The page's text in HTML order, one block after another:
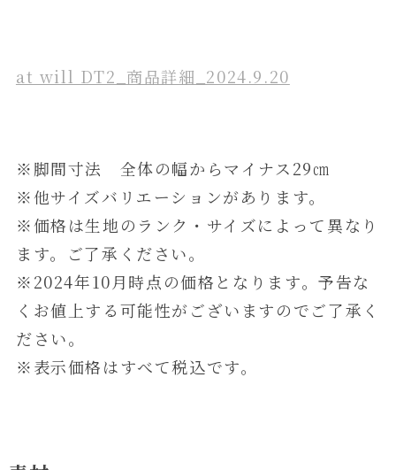
at will DT2_商品詳細_2024.9.20
※脚間寸法 全体の幅からマイナス29㎝
※他サイズバリエーションがあります。
※価格は生地のランク・サイズによって異なり
ます。ご了承ください。
※2024年10月時点の価格となります。予告な
くお値上する可能性がございますのでご了承く
ださい。
※表示価格はすべて税込です。